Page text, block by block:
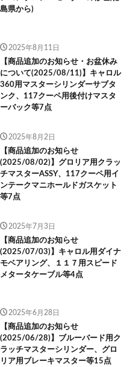
島県から)
2025年8月11日
【商品追加のお知らせ・お盆休み
について(2025/08/11)】キャロル
360用マスターシリンダーサブタ
ンク、117クーペ用後付けマスタ
ーバック等7点
2025年8月2日
【商品追加のお知らせ
(2025/08/02)】グロリア用クラッ
チマスターASSY、117クーペ用イ
ンテークマニホールドガスケット
等7点
2025年7月3日
【商品追加のお知らせ
(2025/07/03)】キャロル用ダイナ
モベアリング、１１７用スピード
メタータケーブル等4点
2025年6月28日
【商品追加のお知らせ
(2025/06/28)】ブルーバード用ク
ラッチマスターシリンダー、グロ
リア用ブレーキマスター等15点